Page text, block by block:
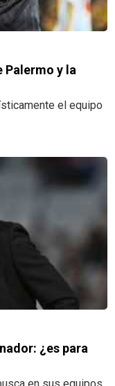
Palermo y la
el equipo
¿es para